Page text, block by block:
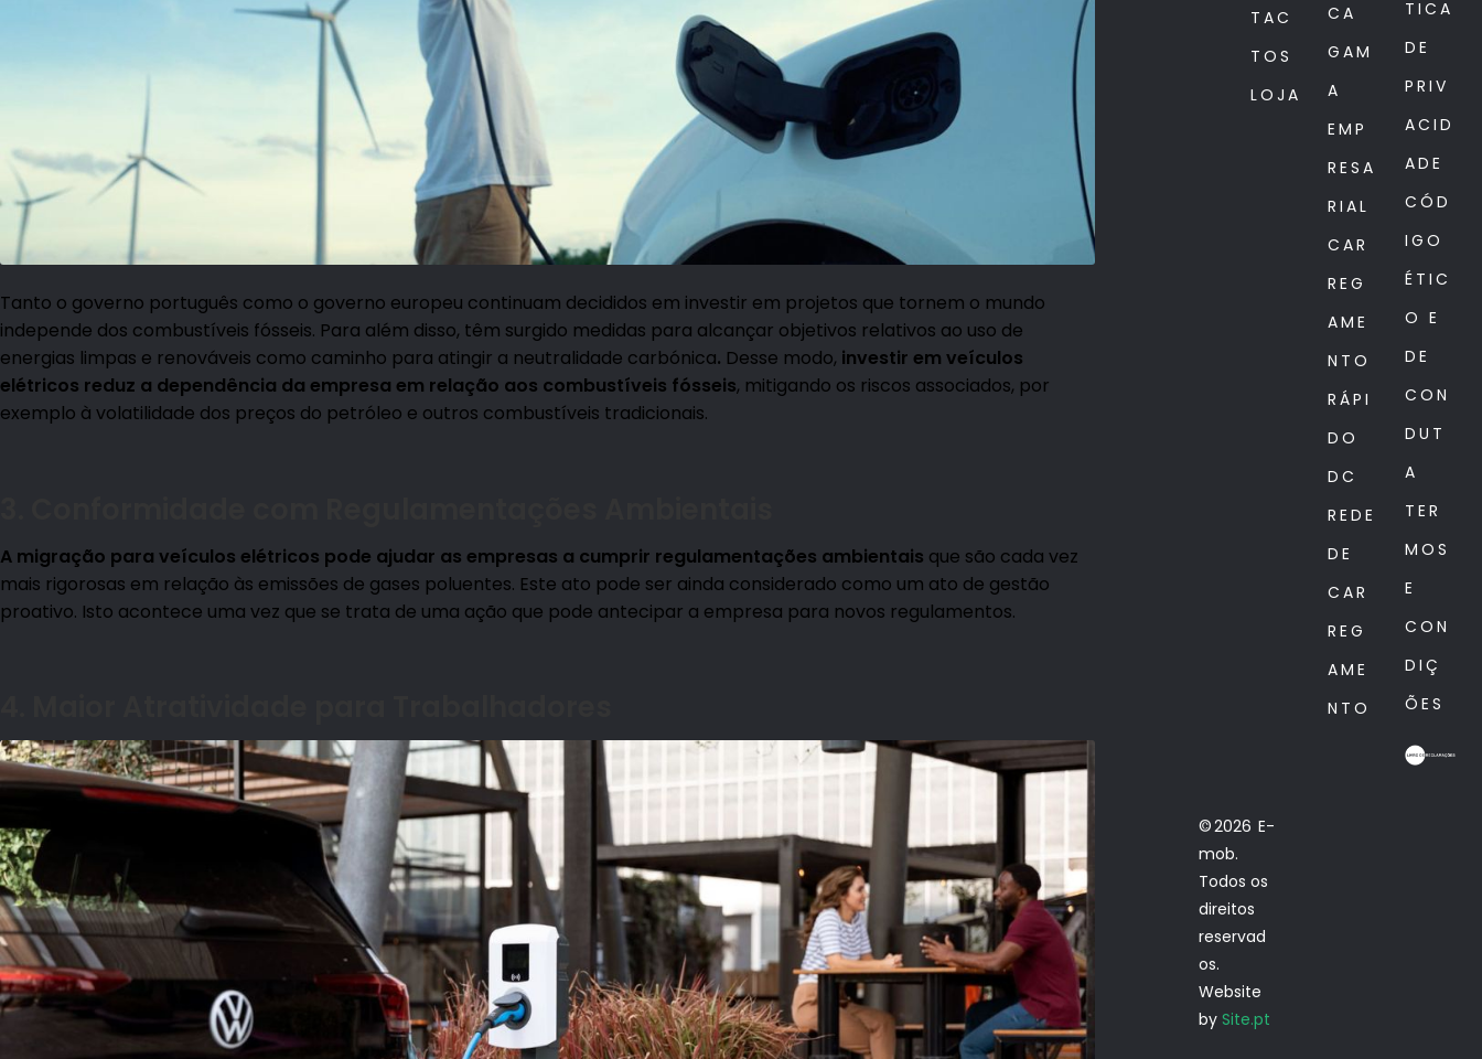
Tanto o governo português como o governo europeu continuam decididos em investir em projetos que tornem o mundo
independe dos combustíveis fósseis. Para além disso, têm surgido medidas para alcançar objetivos relativos ao uso de
energias limpas e renováveis como caminho para atingir a neutralidade carbónica. Desse modo, investir em veículos
elétricos reduz a dependência da empresa em relação aos combustíveis fósseis, mitigando os riscos associados, por
exemplo à volatilidade dos preços do petróleo e outros combustíveis tradicionais.
A migração para veículos elétricos pode ajudar as empresas a cumprir regulamentações ambientais que são cada vez
mais rigorosas em relação às emissões de gases poluentes. Este ato pode ser ainda considerado como um ato de gestão
proativo. Isto acontece uma vez que se trata de uma ação que pode antecipar a empresa para novos regulamentos.
TAC
TOS
LOJA
CA
GAM
A
EMP
RESA
RIAL
CAR
REG
AME
NTO
RÁPI
DO
DC
REDE
DE
CAR
REG
AME
NTO
TICA
DE
PRIV
ACID
ADE
CÓD
IGO
ÉTIC
O E
DE
CON
DUT
A
TER
MOS
E
CON
DIÇ
ÕES
© 2026 E-
mob.
Todos os
direitos
reservad
os.
Website
bySite.pt